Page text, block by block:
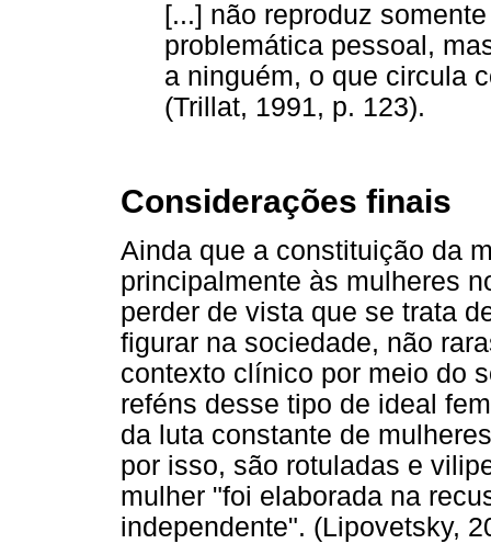
[...] não reproduz
problemática pessoal,
a ninguém, o que circula
(Trillat, 1991, p. 123).
Considerações finais
Ainda que a constituição da
principalmente às mulheres
perder de vista que se trata
figurar na sociedade, não
contexto clínico por meio do
reféns desse tipo de ideal
da luta constante de
por isso, são rotuladas e
mulher "foi elaborada na
independente". (Lipovetsky,